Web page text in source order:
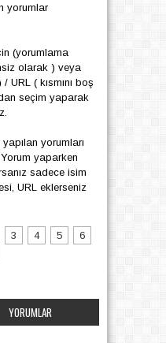
yorumlar
(yorumlama
olarak ) veya
URL ( kısmını boş
seçim yaparak
yorumları
yaparken
sadece isim
URL eklerseniz
3 4 5
6
YORUMLAR